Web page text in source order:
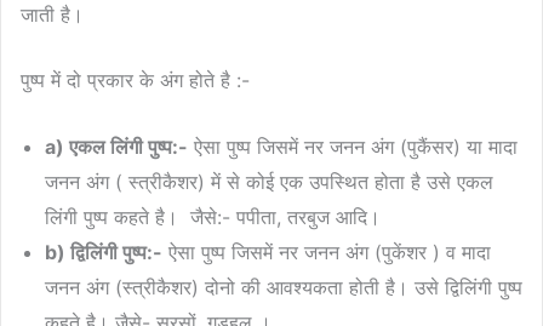
जाती है।
पुष्प में दो प्रकार के अंग होते है :-
a) एकल लिंगी पुष्प:- ऐसा पुष्प जिसमें नर जनन अंग (पुकैंसर) या मादा
जनन अंग ( स्त्रीकैशर) में से कोई एक उपस्थित होता है उसे एकल
लिंगी पुष्प कहते है। जैसे:- पपीता, तरबुज आदि।
b) द्विलिंगी पुष्प:- ऐसा पुष्प जिसमें नर जनन अंग (पुकेंशर ) व मादा
जनन अंग (स्त्रीकैशर) दोनो की आवश्यकता होती है। उसे द्विलिंगी पुष्प